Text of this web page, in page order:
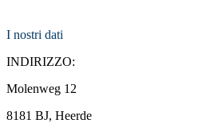
I nostri dati
INDIRIZZO:
Molenweg 12
8181 BJ, Heerde